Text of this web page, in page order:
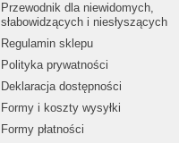
Przewodnik dla niewidomych,
słabowidzących i niesłyszących
Regulamin sklepu
Polityka prywatności
Deklaracja dostępności
Formy i koszty wysyłki
Formy płatności